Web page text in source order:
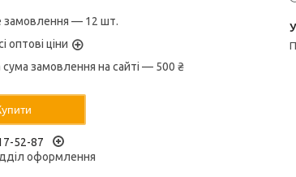
замовлення — 12 шт.
оптові ціни
сума замовлення на сайті — 500 ₴
52-87
оформлення